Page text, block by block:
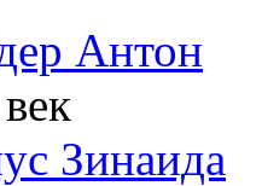
Антон
Зинаида